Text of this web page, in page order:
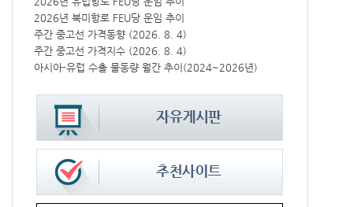
2026년 북미항로 FEU당 운임 추이
주간 중고선 가격동향 (2026. 8. 4)
주간 중고선 가격지수 (2026. 8. 4)
아시아-유럽 수출 물동량 월간 추이(2024~2026년)